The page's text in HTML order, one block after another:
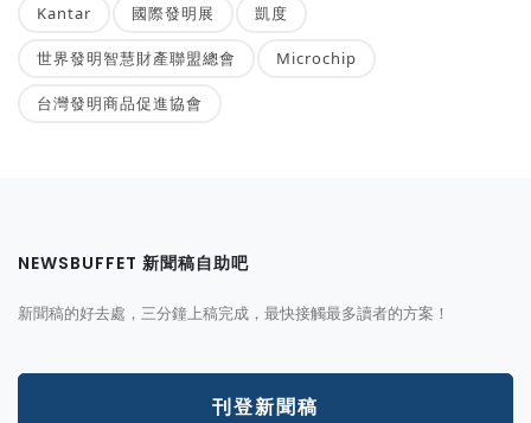
Kantar 國際發明展 凱度
世界發明智慧財產聯盟總會 Microchip
台灣發明商品促進協會
NEWSBUFFET 新聞稿自助吧
新聞稿的好去處，三分鐘上稿完成，最快接觸最多讀者的方案！
刊登新聞稿